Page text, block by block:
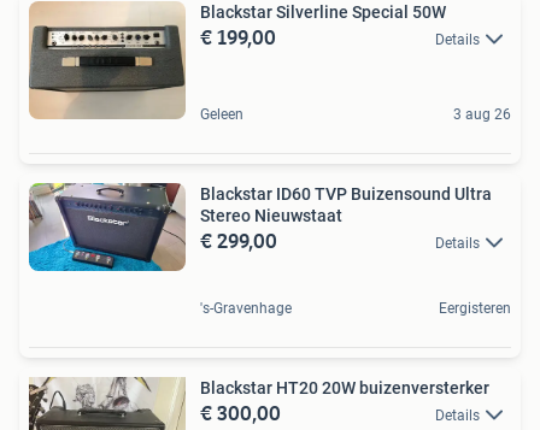
Blackstar Silverline Special 50W
€ 199,00 Details
Geleen 3 aug 26
Blackstar ID60 TVP Buizensound Ultra
Stereo Nieuwstaat
€ 299,00 Details
's-Gravenhage Eergisteren
Blackstar HT20 20W buizenversterker
€ 300,00 Details